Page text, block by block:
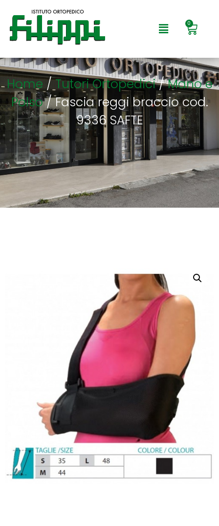
0
Home/Tutori Ortopedici/Mano e
Polso/ Fascia reggi braccio cod.
9336 SAFTE